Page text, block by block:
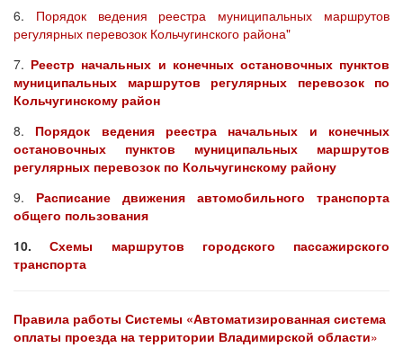
6. Порядок ведения реестра муниципальных маршрутов
регулярных перевозок Кольчугинского района"
7. Реестр начальных и конечных остановочных пунктов
муниципальных маршрутов регулярных перевозок по
Кольчугинскому район
8. Порядок ведения реестра начальных и конечных
остановочных пунктов муниципальных маршрутов
регулярных перевозок по Кольчугинскому району
9. Расписание движения автомобильного транспорта
общего пользования
10.Схемы маршрутов городского пассажирского
транспорта
Правила работы Системы «Автоматизированная система
оплаты проезда на территории Владимирской области»